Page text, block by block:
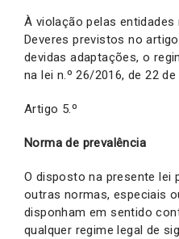
À violação pelas
Deveres previstos no
devidas adaptações, o
na lei n.º 26/2016, de 22
Artigo 5.º
Norma de prevalência
O disposto na presente lei
outras normas, especiais
disponham em sentido
qualquer regime legal de